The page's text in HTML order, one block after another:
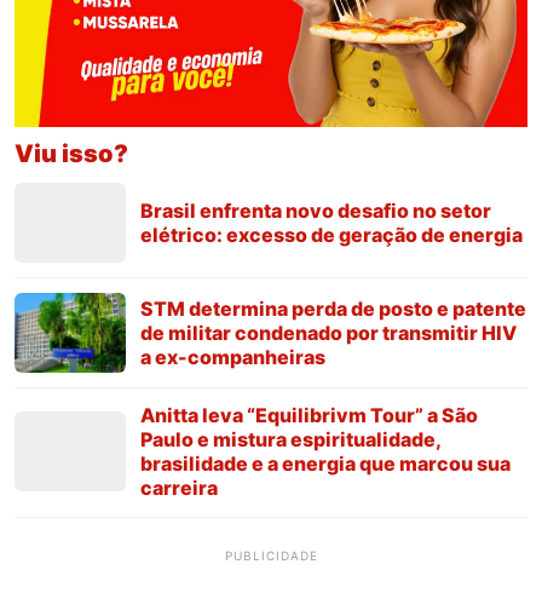
Viu isso?
Brasil enfrenta novo desafio no setor
elétrico: excesso de geração de energia
STM determina perda de posto e patente
de militar condenado por transmitir HIV
a ex-companheiras
Anitta leva “Equilibrivm Tour” a São
Paulo e mistura espiritualidade,
brasilidade e a energia que marcou sua
carreira
PUBLICIDADE